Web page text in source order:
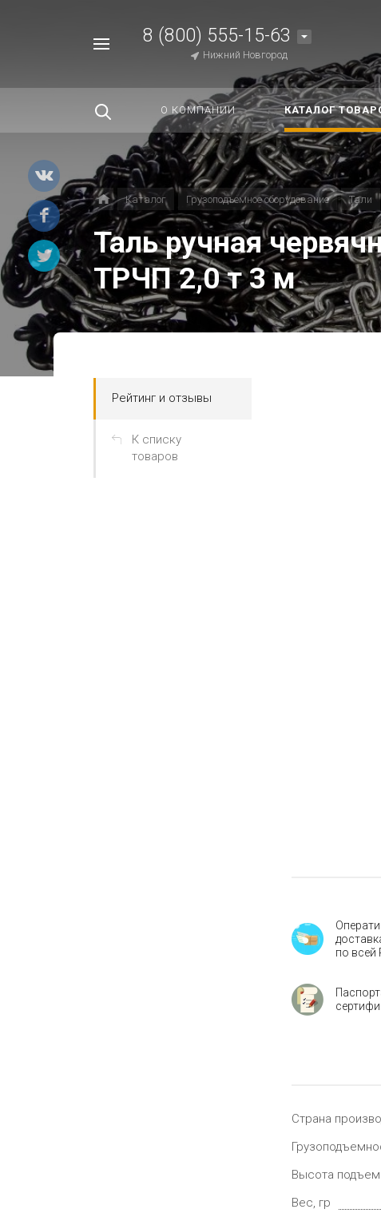
8 (800) 555-15-63
Нижний Новгород
О КОМПАНИИ КАТАЛОГ
Каталог Грузоподъемное оборудование Тали
Таль ручная
ТРЧП 2,0 т 3 м
Рейтинг и отзывы
К списку
товаров
по всей
Страна
Высота
Вес, гр